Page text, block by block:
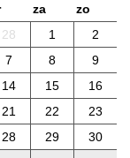
za
zo
28 1
2
7 8
9
14 15
16
21 22
23
28 29
30